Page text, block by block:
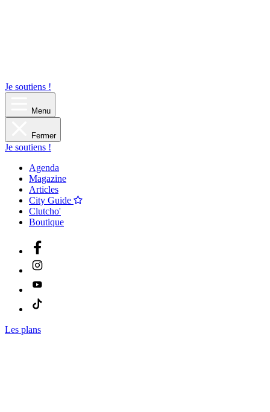
Je soutiens !
Menu
Fermer
Je soutiens !
Agenda
Magazine
Articles
City Guide
Clutcho'
Boutique
Les plans